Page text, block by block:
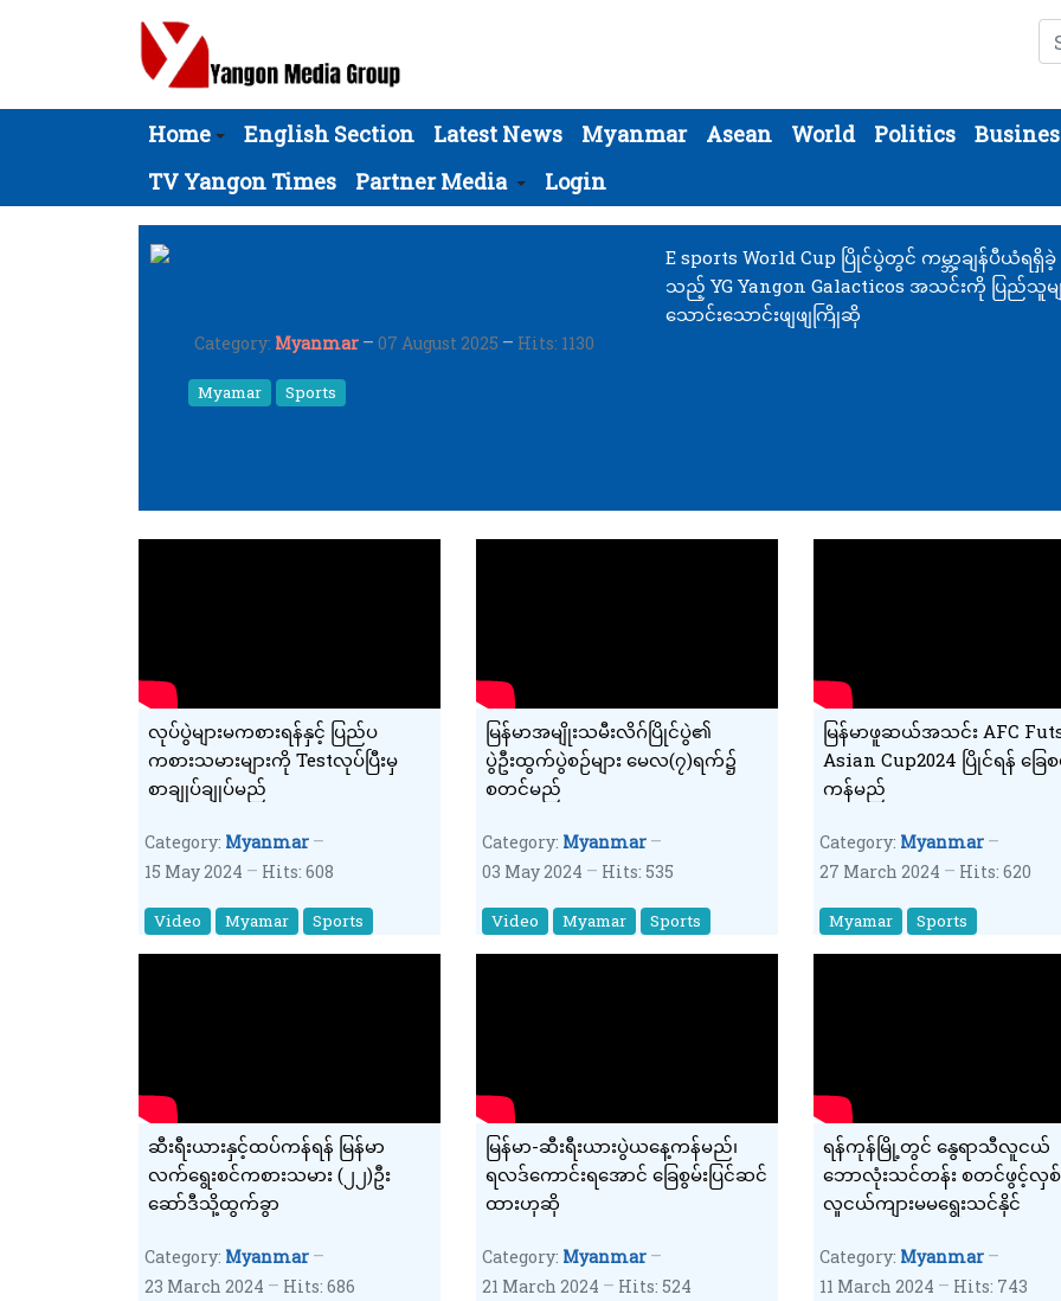
Home English Section Latest News Myanmar Asean World Politics
TV Yangon Times
Partner Media Login
E sports World Cup ပြိုင်ပွဲတွင် ကမ္ဘာ့ချန်ပီယံရရှိခဲ့
သည့် YG Yangon Galacticos အသင်းကို ပြည်သူမျ
သောင်းသောင်းဖျဖျကြိုဆို
Category: Myanmar 07 August 2025 Hits: 1130
Myamar Sports
လုပ်ပွဲများမကစားရန်နှင့် ပြည်ပ
ကစားသမားများကို Testလုပ်ပြီးမှ
စာချုပ်ချုပ်မည်
Category: Myanmar
15 May 2024
Hits: 608
Video Myamar Sports
မြန်မာအမျိုးသမီးလိဂ်ပြိုင်ပွဲ၏
ပွဲဦးထွက်ပွဲစဉ်များ မေလ(၇)ရက်၌
စတင်မည်
Category: Myanmar
03 May 2024
Hits: 535
Video Myamar Sports
မြန်မာဖူဆယ်အသင်း AFC
Asian Cup2024 ပြိုင်ရန် ခြေ
ကန်မည်
Category: Myanmar
27 March 2024
Hits: 620
Myamar Sports
ဆီးရီးယားနှင့်ထပ်ကန်ရန် မြန်မာ
လက်‌ရွေးစင်ကစားသမား (၂၂)ဦး
ဆော်ဒီသို့ထွက်ခွာ
Category: Myanmar
23 March 2024
Hits: 686
မြန်မာ-ဆီးရီးယားပွဲယနေ့ကန်မည်၊
‌ရလဒ်ကောင်းရအောင် ခြေစွမ်းပြင်ဆင်
ထားဟုဆို
Category: Myanmar
21 March 2024
Hits: 524
ရန်ကုန်မြို့တွင် နွေရာသီလူငယ်
ဘောလုံးသင်တန်း စတင်ဖွင့်လှစ်
လူငယ်ကျားမမရွေးသင်နိုင်
Category: Myanmar
11 March 2024
Hits: 743